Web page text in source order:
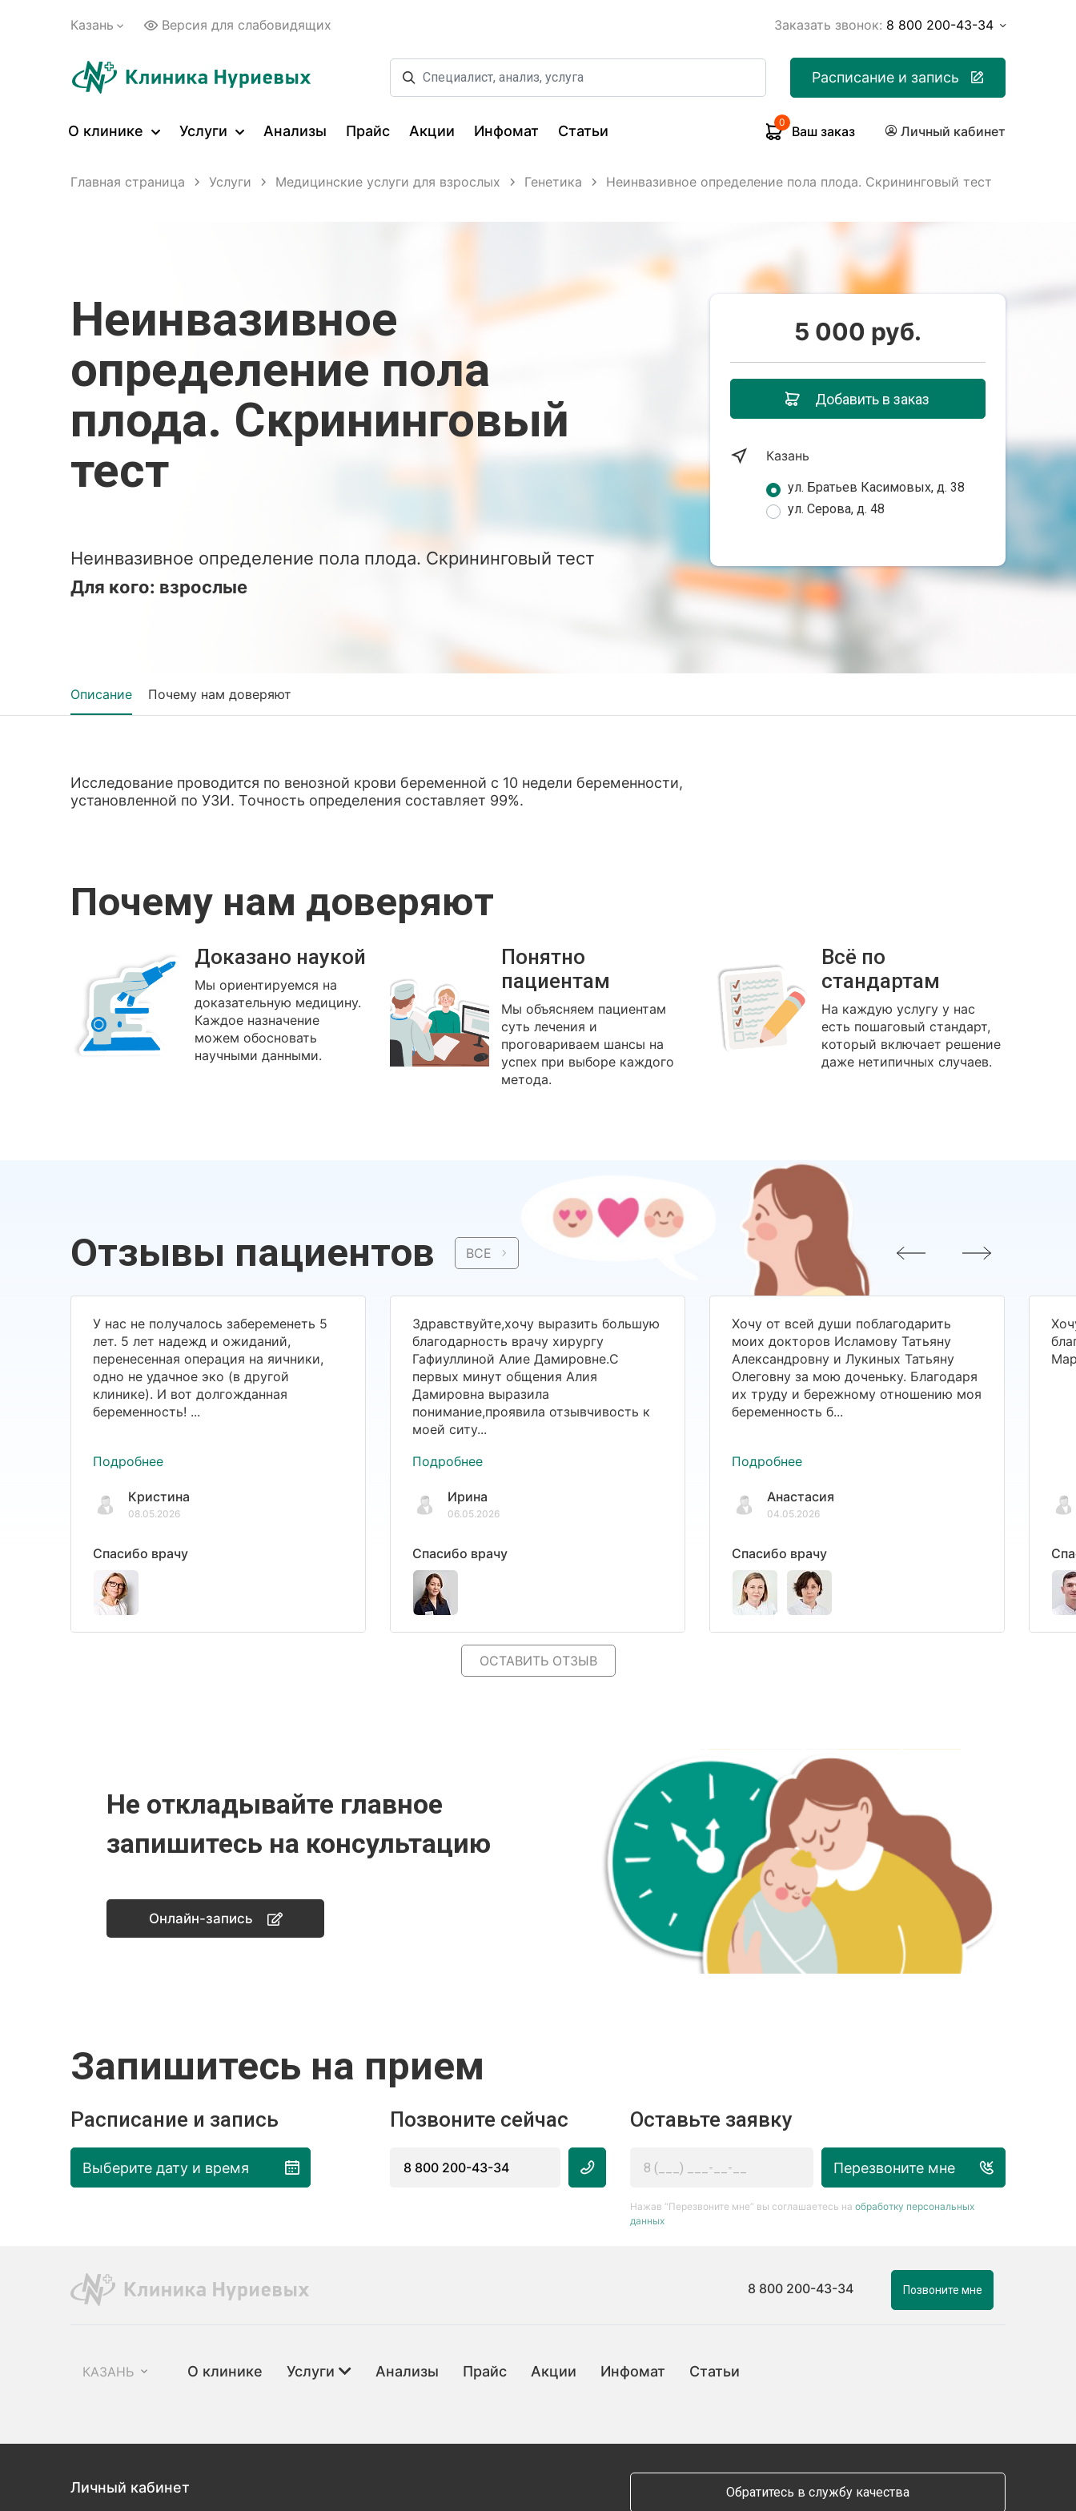
Казань Версия для слабовидящих Заказать звонок: 8 800 200-43-34
Расписание и запись
О клинике Услуги Анализы Прайс Акции Инфомат Статьи
0
Ваш заказ Личный кабинет
Главная страница Услуги Медицинские услуги для взрослых Генетика Неинвазивное определение пола плода. Скрининговый тест
Неинвазивное
определение пола
плода. Скрининговый
тест
Неинвазивное определение пола плода. Скрининговый тест
Для кого: взрослые
5 000 руб.
Добавить в заказ
Казань
ул. Братьев Касимовых, д. 38
ул. Серова, д. 48
Описание Почему нам доверяют
Исследование проводится по венозной крови беременной с 10 недели беременности,
установленной по УЗИ. Точность определения составляет 99%.
Почему нам доверяют
Доказано наукой
Мы ориентируемся на
доказательную медицину.
Каждое назначение
можем обосновать
научными данными.
Понятно
пациентам
Мы объясняем пациентам
суть лечения и
проговариваем шансы на
успех при выборе каждого
метода.
Всё по
стандартам
На каждую услугу у нас
есть пошаговый стандарт,
который включает решение
даже нетипичных случаев.
Отзывы пациентов ВСЕ
У нас не получалось забеременеть 5
лет. 5 лет надежд и ожиданий,
перенесенная операция на яичники,
одно не удачное эко (в другой
клинике). И вот долгожданная
беременность! ...
Подробнее
Кристина
08.05.2026
Спасибо врачу
Здравствуйте,хочу выразить большую
благодарность врачу хирургу
Гафиуллиной Алие Дамировне.С
первых минут общения Алия
Дамировна выразила
понимание,проявила отзывчивость к
моей ситу...
Подробнее
Ирина
06.05.2026
Спасибо врачу
Хочу от всей души поблагодарить
моих докторов Исламову Татьяну
Александровну и Лукиных Татьяну
Олеговну за мою доченьку. Благодаря
их труду и бережному отношению моя
беременность б...
Подробнее
Анастасия
04.05.2026
Спасибо врачу
ОСТАВИТЬ ОТЗЫВ
Не откладывайте главное
запишитесь на консультацию
Онлайн-запись
Запишитесь на прием
Расписание и запись
Выберите дату и время
Позвоните сейчас
8 800 200-43-34
Оставьте заявку
Перезвоните мне
Нажав “Перезвоните мне” вы соглашаетесь на обработку персональных
данных
8 800 200-43-34 Позвоните мне
КАЗАНЬ О клинике Услуги Анализы Прайс Акции Инфомат Статьи
Личный кабинет Обратитесь в службу качества